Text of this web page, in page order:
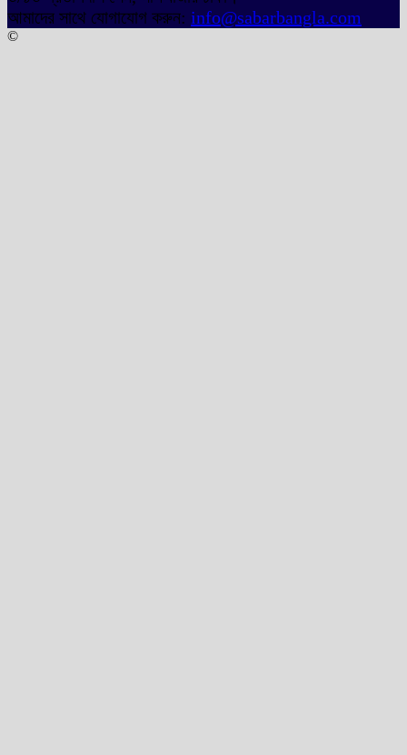
আমাদের সাথে যোগাযোগ করুন: info@sabarbangla.com
©